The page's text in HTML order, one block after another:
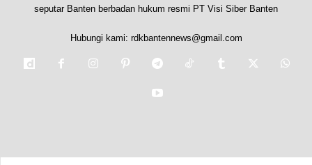
seputar Banten berbadan hukum resmi PT Visi Siber Banten
Hubungi kami: rdkbantennews@gmail.com